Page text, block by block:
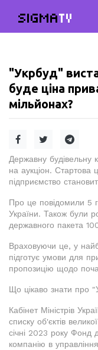
SIGMATV
"Укрбуд"
буде ціна
мільйонах?
Державну будівельну
на аукціон. Стартова
підприємство
Про це повідомили 5
України. Також були
державного пакета
Враховуючи це, у
підготує умови для
пропозицію щодо
Що цікаво знати про
Кабінет Міністрів
списку об'єктів
січні 2023 року
компанію в